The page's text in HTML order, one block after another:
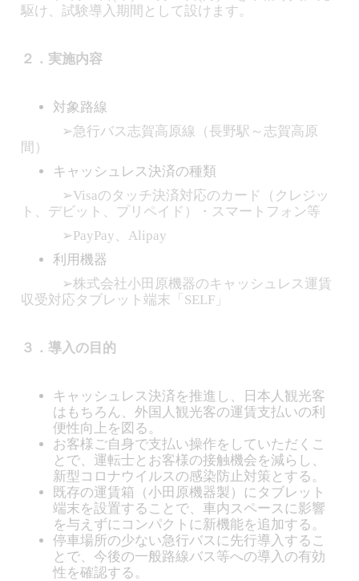
駆け、試験導入期間として設けます。
２．実施内容
対象路線
➢急行バス志賀高原線（長野駅～志賀高原
間）
キャッシュレス決済の種類
➢Visaのタッチ決済対応のカード（クレジッ
ト、デビット、プリペイド）・スマートフォン等
➢PayPay、Alipay
利用機器
➢株式会社小田原機器のキャッシュレス運賃
収受対応タブレット端末「SELF」
３．導入の目的
キャッシュレス決済を推進し、日本人観光客
はもちろん、外国人観光客の運賃支払いの利
便性向上を図る。
お客様ご自身で支払い操作をしていただくこ
とで、運転士とお客様の接触機会を減らし、
新型コロナウイルスの感染防止対策とする。
既存の運賃箱（小田原機器製）にタブレット
端末を設置することで、車内スペースに影響
を与えずにコンパクトに新機能を追加する。
停車場所の少ない急行バスに先行導入するこ
とで、今後の一般路線バス等への導入の有効
性を確認する。